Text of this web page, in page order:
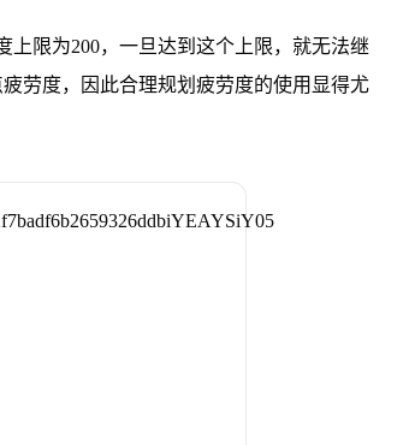
上限为200，一旦达到这个上限，就无法继
劳度，因此合理规划疲劳度的使用显得尤